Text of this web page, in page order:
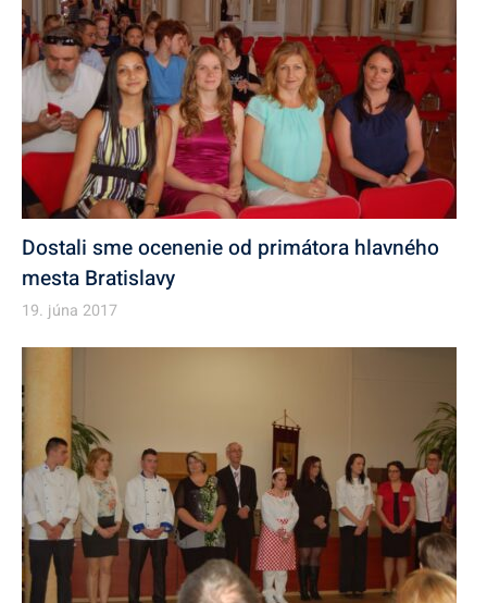
Dostali sme ocenenie od primátora hlavného
mesta Bratislavy
19. júna 2017